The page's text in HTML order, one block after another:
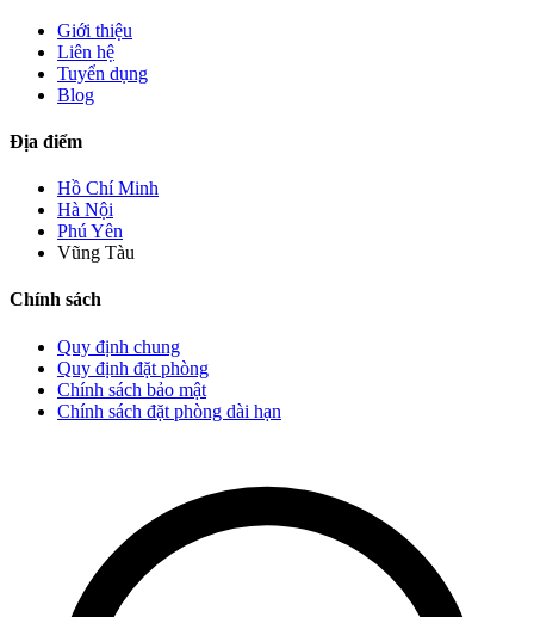
Giới thiệu
Liên hệ
Tuyển dụng
Blog
Địa điểm
Hồ Chí Minh
Hà Nội
Phú Yên
Vũng Tàu
Chính sách
Quy định chung
Quy định đặt phòng
Chính sách bảo mật
Chính sách đặt phòng dài hạn